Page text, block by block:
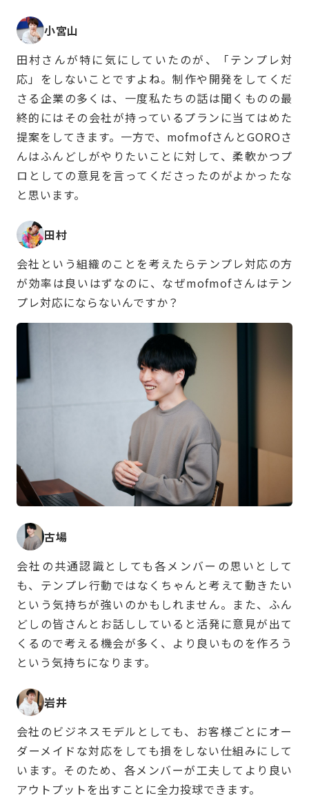
小宮山
田村さんが特に気にしていたのが、「テンプレ対
応」をしないことですよね。制作や開発をしてくだ
さる企業の多くは、一度私たちの話は聞くものの最
終的にはその会社が持っているプランに当てはめた
提案をしてきます。一方で、mofmofさんとGOROさ
んはふんどしがやりたいことに対して、柔軟かつプ
ロとしての意見を言ってくださったのがよかったな
と思います。
田村
会社という組織のことを考えたらテンプレ対応の方
が効率は良いはずなのに、なぜmofmofさんはテン
プレ対応にならないんですか？
古場
会社の共通認識としても各メンバーの思いとして
も、テンプレ行動ではなくちゃんと考えて動きたい
という気持ちが強いのかもしれません。また、ふん
どしの皆さんとお話ししていると活発に意見が出て
くるので考える機会が多く、より良いものを作ろう
という気持ちになります。
岩井
会社のビジネスモデルとしても、お客様ごとにオー
ダーメイドな対応をしても損をしない仕組みにして
います。そのため、各メンバーが工夫してより良い
アウトプットを出すことに全力投球できます。